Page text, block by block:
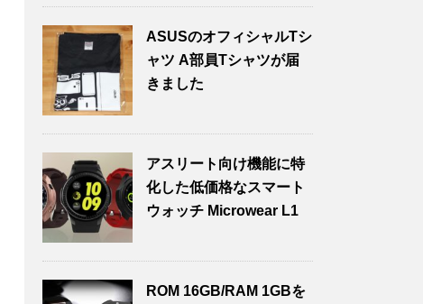
ASUSのオフィシャルTシ
ャツ A部員Tシャツが届
きました
アスリート向け機能に特
化した低価格なスマート
ウォッチ Microwear L1
ROM 16GB/RAM 1GBを